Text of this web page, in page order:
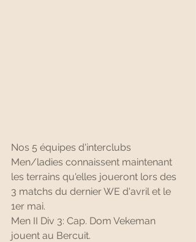
Nos 5 équipes d'interclubs
Men/ladies connaissent maintenant
les terrains qu'elles joueront lors des
3 matchs du dernier WE d'avril et le
1er mai.
Men II Div 3: Cap. Dom Vekeman
jouent au Bercuit.